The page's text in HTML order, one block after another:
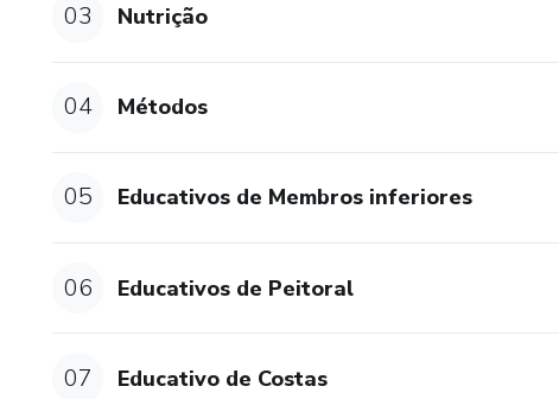
03 Nutrição
04 Métodos
05 Educativos de Membros inferiores
06 Educativos de Peitoral
07 Educativo de Costas